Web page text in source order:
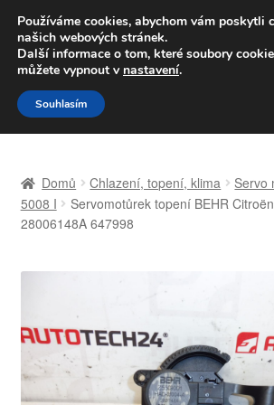
DOPRAVA od
Volejte po-pá 9-16 704
Přeskočit
na
navigaci
Přejít
k
obsahu
Celosvětová doprava
Košík
Můj účet
Domů Chlazení, topení, klima
Servo
5008 I
Servomotůrek topení BEHR
28006148A 647998
Používáme cookies, abychom vám poskytli
našich webových stránek.
Další informace o tom, které soubory
můžete vypnout v nastavení.
Souhlasím